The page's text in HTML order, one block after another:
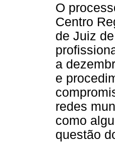
O
Centro
de Juiz
a
e
redes
como
questão